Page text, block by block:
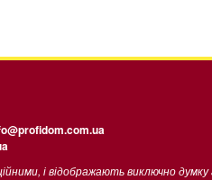
і відображають виключно